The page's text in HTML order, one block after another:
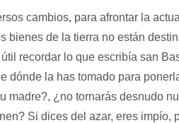
cambios, para afrontar la
bienes de la tierra no están
recordar lo que escribía san
dónde la has tomado para
¿no tornarás desnudo
Si dices del azar, eres impío,